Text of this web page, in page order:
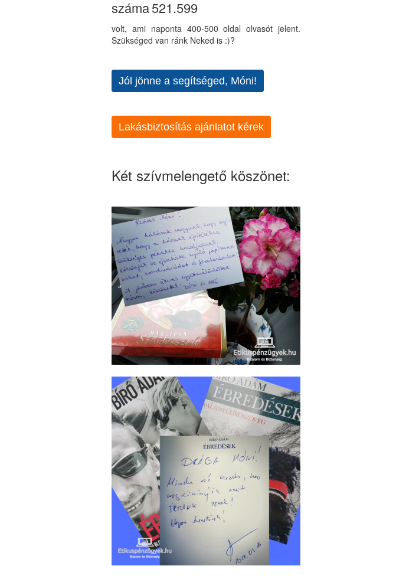
száma521.599
volt, ami naponta 400-500 oldal olvasót jelent.
Szükséged van ránk Neked is :)?
Jól jönne a segítséged, Móni!
Lakásbiztosítás ajánlatot kérek
Két szívmelengető köszönet: